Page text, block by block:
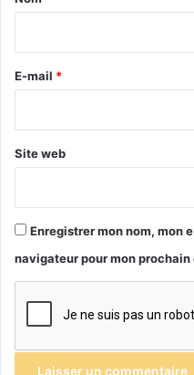
e
E-mail *
Site web
Enregistrer mon nom, mon
navigateur pour mon